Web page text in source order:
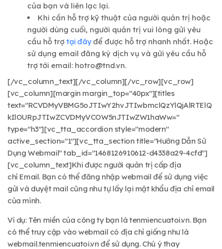
của bạn và liên lạc lại.
Khi cần hỗ trợ kỹ thuật của người quản trị hoặc
người dùng cuối, người quản trị vui lòng gửi yêu
cầu hỗ trợ tại đâyđể được hỗ trợ nhanh nhất. Hoặc
sử dụng email đăng ký dịch vụ và gửi yêu cầu hỗ
trợ tới email: hotro@tnd.vn.
[/vc_column_text][/vc_column][/vc_row][vc_row]
[vc_column][margin margin_top="40px"][titles
text="RCVDMyVBMG5oJTIwY2hvJTIwbmclQzYlQjAlRTElQ
kIlOURpJTIwZCVDMyVCOW5nJTIwZW1haWw="
type="h3"][vc_tta_accordion style="modern"
active_section="1"][vc_tta_section title="Hướng Dẫn Sử
Dụng Webmail" tab_id="1468126910612-d4338a29-4cfd"]
[vc_column_text]Khi được người quản trị cấp địa
chỉ Email. Bạn có thể đăng nhập webmail để sử dụng việc
gửi và duyệt mail cũng như tự lấy lại mật khẩu địa chỉ email
của mình.
Ví dụ: Tên miền của công ty bạn là tenmiencuatoi.vn. Bạn
có thể truy cập vào webmail có địa chỉ giống như là
webmail.tenmiencuatoi.vn để sử dụng. Chú ý thay